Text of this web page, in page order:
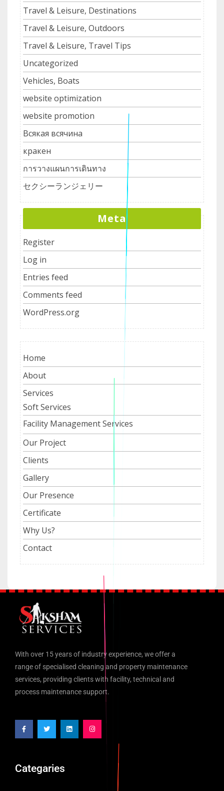
Travel & Leisure, Destinations
Travel & Leisure, Outdoors
Travel & Leisure, Travel Tips
Uncategorized
Vehicles, Boats
website optimization
website promotion
Всякая всячина
кракен
การวางแผนการเดินทาง
セクシーランジェリー
Meta
Register
Log in
Entries feed
Comments feed
WordPress.org
Home
About
Services
Soft Services
Facility Management Services
Our Project
Clients
Gallery
Our Presence
Certificate
Why Us?
Contact
With over 15 years of industry experience, we offer a
range of specialised cleaning and property maintenance
services, providing clients with facility, technical and
process maintenance support.
Categaries